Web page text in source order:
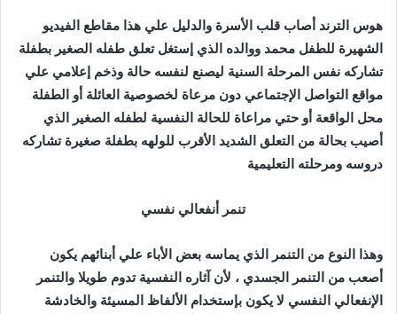
هوس الترند أصاب قلب الأسرة والدليل علي هذا مقاطع الفيديو
الشهيرة للطفل محمد ووالده الذي إستغل تعلق طفله الصغير بطفلة
تشاركه نفس المرحلة السنية ليصنع لنفسه حالة وذخم إعلامي علي
مواقع التواصل الإجتماعي دون مرعاة لخصوصية العائلة أو الطفلة
محل الواقعة أو حتي مراعاة للحالة النفسية لطفله الصغير الذي
أصيب بحالة من التعلق الشديد الأقرب للولهه بطفلة صغيرة تشاركه
دروسه ومرحلته التعليمية
تنمر أنفعالي نفسي
وهذا النوع من التنمر الذي يماسه بعض الأباء علي أبنائهم يكون
أصعب من التنمر الجسدي ، لأن آثاره النفسية تدوم طويلا والتنمر
الإنفعالي النفسي لا يكون بإستخدام الألفاظ المسيئة والخادشة